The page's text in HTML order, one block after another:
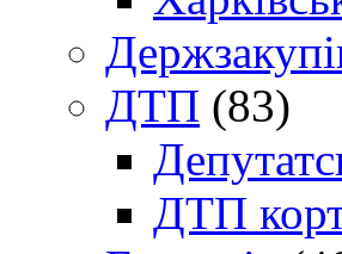
ДТП (83)
ДТП